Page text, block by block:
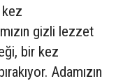
gizli lezzet
bir kez
Adamızın